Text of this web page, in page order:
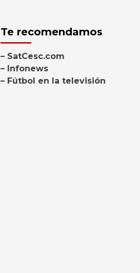
Te recomendamos
– SatCesc.com
– Infonews
– Fútbol en la televisión